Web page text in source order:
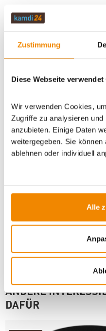
Zustimmung
Diese Webseite verwendet
Wir verwenden Cookies,
Zugriffe zu analysieren
anzubieten. Einige Daten
weitergegeben. Sie
ablehnen oder individuell
Alle
BESCHREIBUNG
TECHNISCHE DATEN
WICHTIGE INFOS
ANDERE
DAFÜR